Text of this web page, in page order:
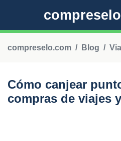
compreselo.com Blog
Cómo canjear
compras de viajes